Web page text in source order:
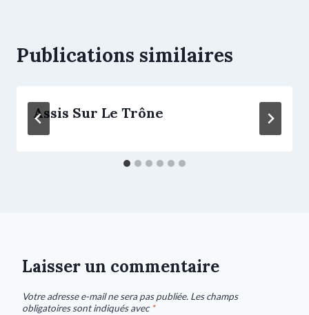
Publications similaires
Assis Sur Le Trône
Laisser un commentaire
Votre adresse e-mail ne sera pas publiée. Les champs
obligatoires sont indiqués avec*